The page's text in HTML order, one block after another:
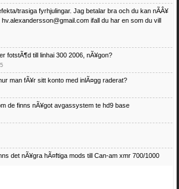
trasiga fyrhjulingar. Jag betalar bra och du kan nÃÂ¥
hv.alexandersson@gmail.com ifall du har en som du vill
fotstÃ¶d till linhai 300 2006, nÃ¥gon?
man fÃ¥r sitt konto med inlÃ¤gg raderat?
de finns nÃ¥got avgassystem te hd9 base
det nÃ¥gra hÃ¤ftiga mods till Can-am xmr 700/1000
trasiga fyrhjulingar. Jag betalar bra och du kan nÃ¥ mig